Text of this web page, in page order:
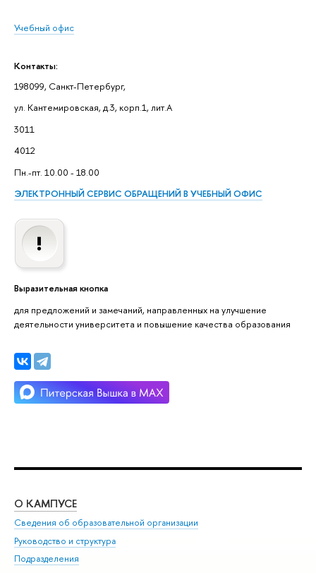
Учебный офис
Контакты:
198099, Санкт-Петербург,
ул. Кантемировская, д.3, корп.1, лит.А
3011
4012
Пн.-пт. 10.00 - 18.00
ЭЛЕКТРОННЫЙ СЕРВИС ОБРАЩЕНИЙ В УЧЕБНЫЙ ОФИС
Выразительная кнопка
для предложений и замечаний, направленных на улучшение
деятельности университета и повышение качества образования
О КАМПУСЕ
Сведения об образовательной организации
Руководство и структура
Подразделения